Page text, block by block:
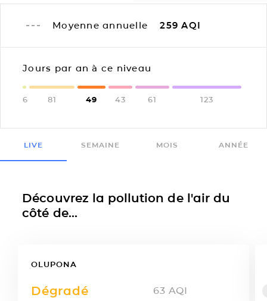
Moyenne annuelle 259 AQI
Jours par an à ce niveau
6 81 49 43 61 123
LIVE SEMAINE MOIS ANNÉE
Découvrez la pollution de l'air du
côté de...
OLUPONA
Dégradé 63 AQI